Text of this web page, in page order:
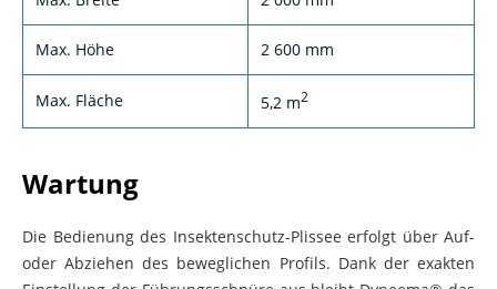
Wartung
oder Abziehen des beweglichen Profils. Dank der exakten
Einstellung der Führungsschnüre aus bleibt Dyneema® das